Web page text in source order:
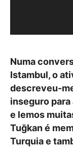
Numa
Istambul, o
descreveu-
inseguro para
e lemos
Tuğkan é
Turquia e